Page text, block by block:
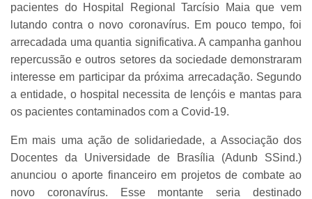
pacientes do Hospital Regional Tarcísio Maia que vem
lutando contra o novo coronavírus. Em pouco tempo, foi
arrecadada uma quantia significativa. A campanha ganhou
repercussão e outros setores da sociedade demonstraram
interesse em participar da próxima arrecadação. Segundo
a entidade, o hospital necessita de lençóis e mantas para
os pacientes contaminados com a Covid-19.
Em mais uma ação de solidariedade, a Associação dos
Docentes da Universidade de Brasília (Adunb SSind.)
anunciou o aporte financeiro em projetos de combate ao
novo coronavírus. Esse montante seria destinado